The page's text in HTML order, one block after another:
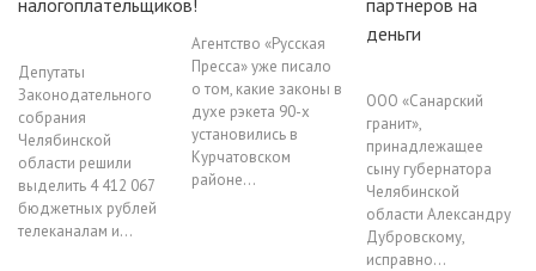
Депутаты
Законодательного
собрания
Челябинской
области решили
выделить 4 412 067
бюджетных рублей
телеканалам и…
Агентство «Русская
Пресса» уже писало
о том, какие законы в
духе рэкета 90-х
установились в
Курчатовском
районе…
деньги
ООО «Санарский
гранит»,
принадлежащее
сыну губернатора
Челябинской
области Александру
Дубровскому,
исправно…